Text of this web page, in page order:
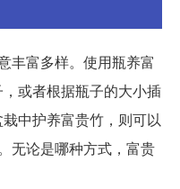
丰富多样。使用瓶养富
或者根据瓶子的大小插
中护养富贵竹，则可以
无论是哪种方式，富贵